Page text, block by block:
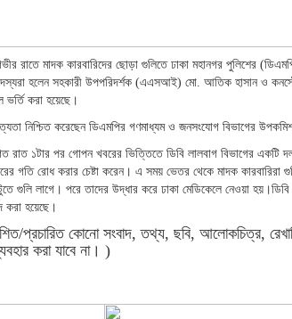
রাতে মাদক কারবারিদের ছোড়া গুলিতে ঢাকা মহানগর পুলিশের
হলেন সহকারী উপপরিদর্শক (এএসআই) মো. আতিক হাসান ও
ভর্তি করা হয়েছে।
নিশ্চিত করেছেন ডিএমপির গণমাধ্যম ও জনসংযোগ বিভাগের
রাত ১টার পর গোপন খবরের ভিত্তিতে ডিবি লালবাগ বিভাগের একটি
গতি রোধ করার চেষ্টা করেন। এ সময় ভেতর থেকে মাদক
গুলি লাগে। পরে তাদের উদ্ধার করে ঢাকা মেডিকেলে নেওয়া
করা হয়েছে।
প্রচারিত কোনো সংবাদ, তথ্য, ছবি, আলোকচিত্র,
করা যাবে না। )